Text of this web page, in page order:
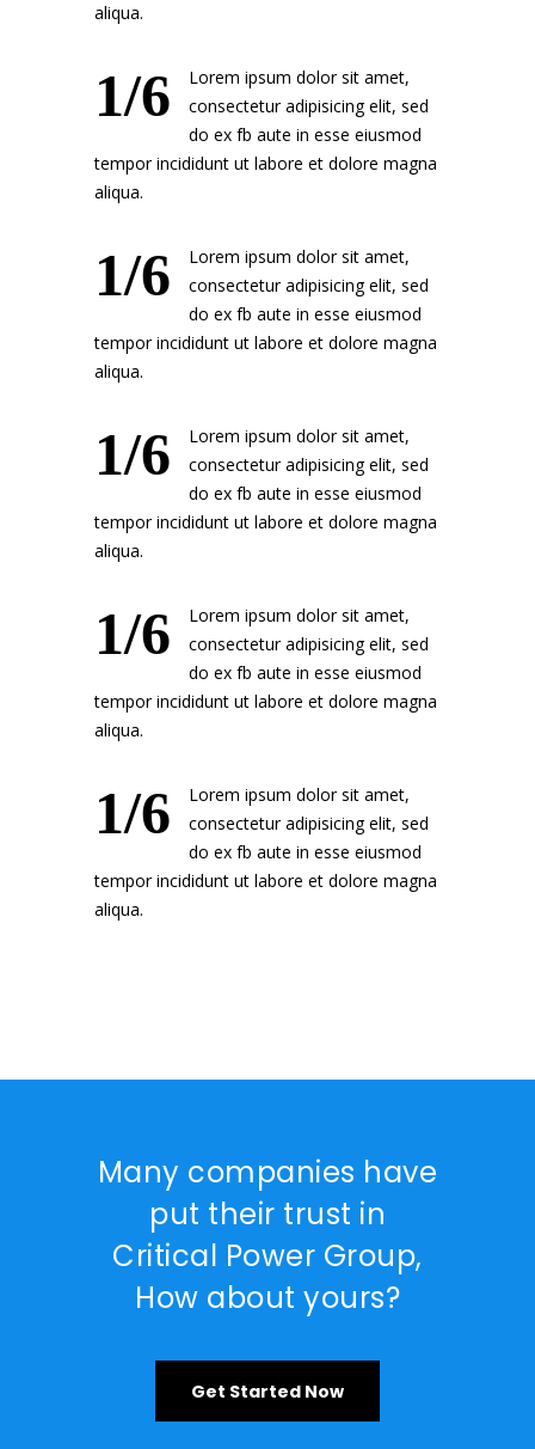
aliqua.
1/6
Lorem ipsum dolor sit amet,
consectetur adipisicing elit, sed
do ex fb aute in esse eiusmod
tempor incididunt ut labore et dolore magna
aliqua.
1/6
Lorem ipsum dolor sit amet,
consectetur adipisicing elit, sed
do ex fb aute in esse eiusmod
tempor incididunt ut labore et dolore magna
aliqua.
1/6
Lorem ipsum dolor sit amet,
consectetur adipisicing elit, sed
do ex fb aute in esse eiusmod
tempor incididunt ut labore et dolore magna
aliqua.
1/6
Lorem ipsum dolor sit amet,
consectetur adipisicing elit, sed
do ex fb aute in esse eiusmod
tempor incididunt ut labore et dolore magna
aliqua.
1/6
Lorem ipsum dolor sit amet,
consectetur adipisicing elit, sed
do ex fb aute in esse eiusmod
tempor incididunt ut labore et dolore magna
aliqua.
Many companies have
put their trust in
Critical Power Group,
How about yours?
Get Started Now